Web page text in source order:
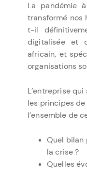
La pandémie
transformé nos
t-il
digitalisée et
africain, et
organisations
L’entreprise
les principes
l’ensemble de
Quel bilan
la crise ?
Quelles